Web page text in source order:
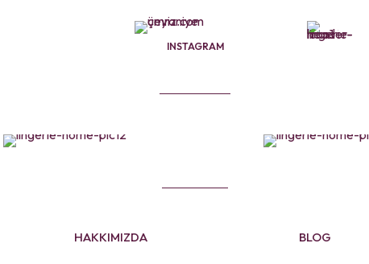
+90
INSTAGRAM
HAKKIMIZDA BLOG